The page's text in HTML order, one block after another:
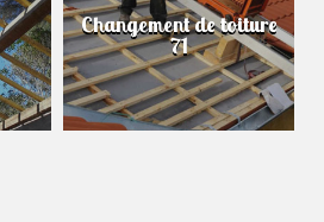
Changement de toiture
71